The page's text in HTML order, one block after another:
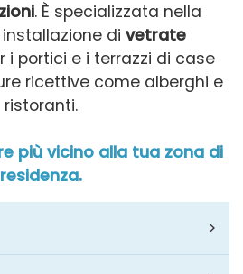
. È specializzata nella
di vetrate
i portici e i terrazzi di case
ricettive come alberghi e
ristoranti.
più vicino alla tua zona di
residenza.